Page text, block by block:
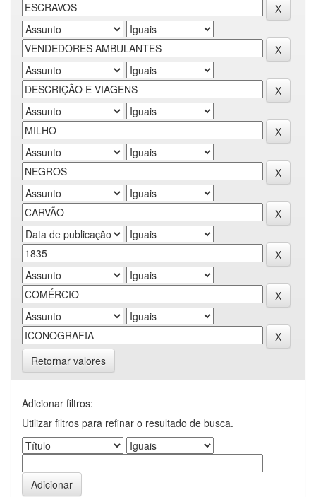
Retornar valores
Adicionar filtros:
Utilizar filtros para refinar o resultado de busca.